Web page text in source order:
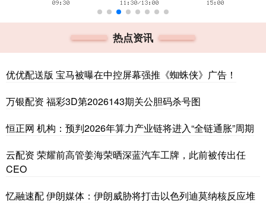
热点资讯
优优配送版 宝马被曝在中控屏幕强推《蜘蛛侠》广告！
万银配资 福彩3D第2026143期关公胆码杀号图
恒正网 机构：预判2026年算力产业链将进入“全链通胀”周期
云配资 荣耀前高管姜海荣晒深蓝汽车工牌，此前被传出任
CEO
忆融速配 伊朗媒体：伊朗威胁将打击以色列迪莫纳核反应堆